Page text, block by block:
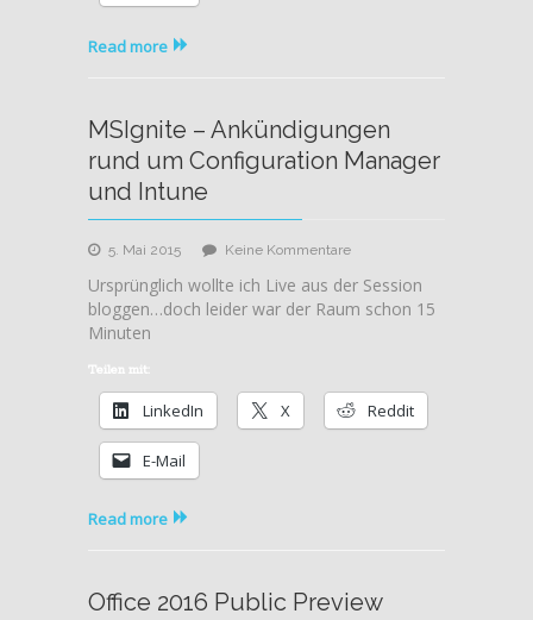
Read more
MSIgnite – Ankündigungen
rund um Configuration Manager
und Intune
5. Mai 2015 Keine Kommentarezu
–
Ankündigungen
Configuration
Manager
Ursprünglich wollte ich Live aus der Session
bloggen…doch leider war der Raum schon 15
Minuten
Teilen mit:
LinkedIn X Reddit
E-Mail
Read more
Office 2016 Public Preview